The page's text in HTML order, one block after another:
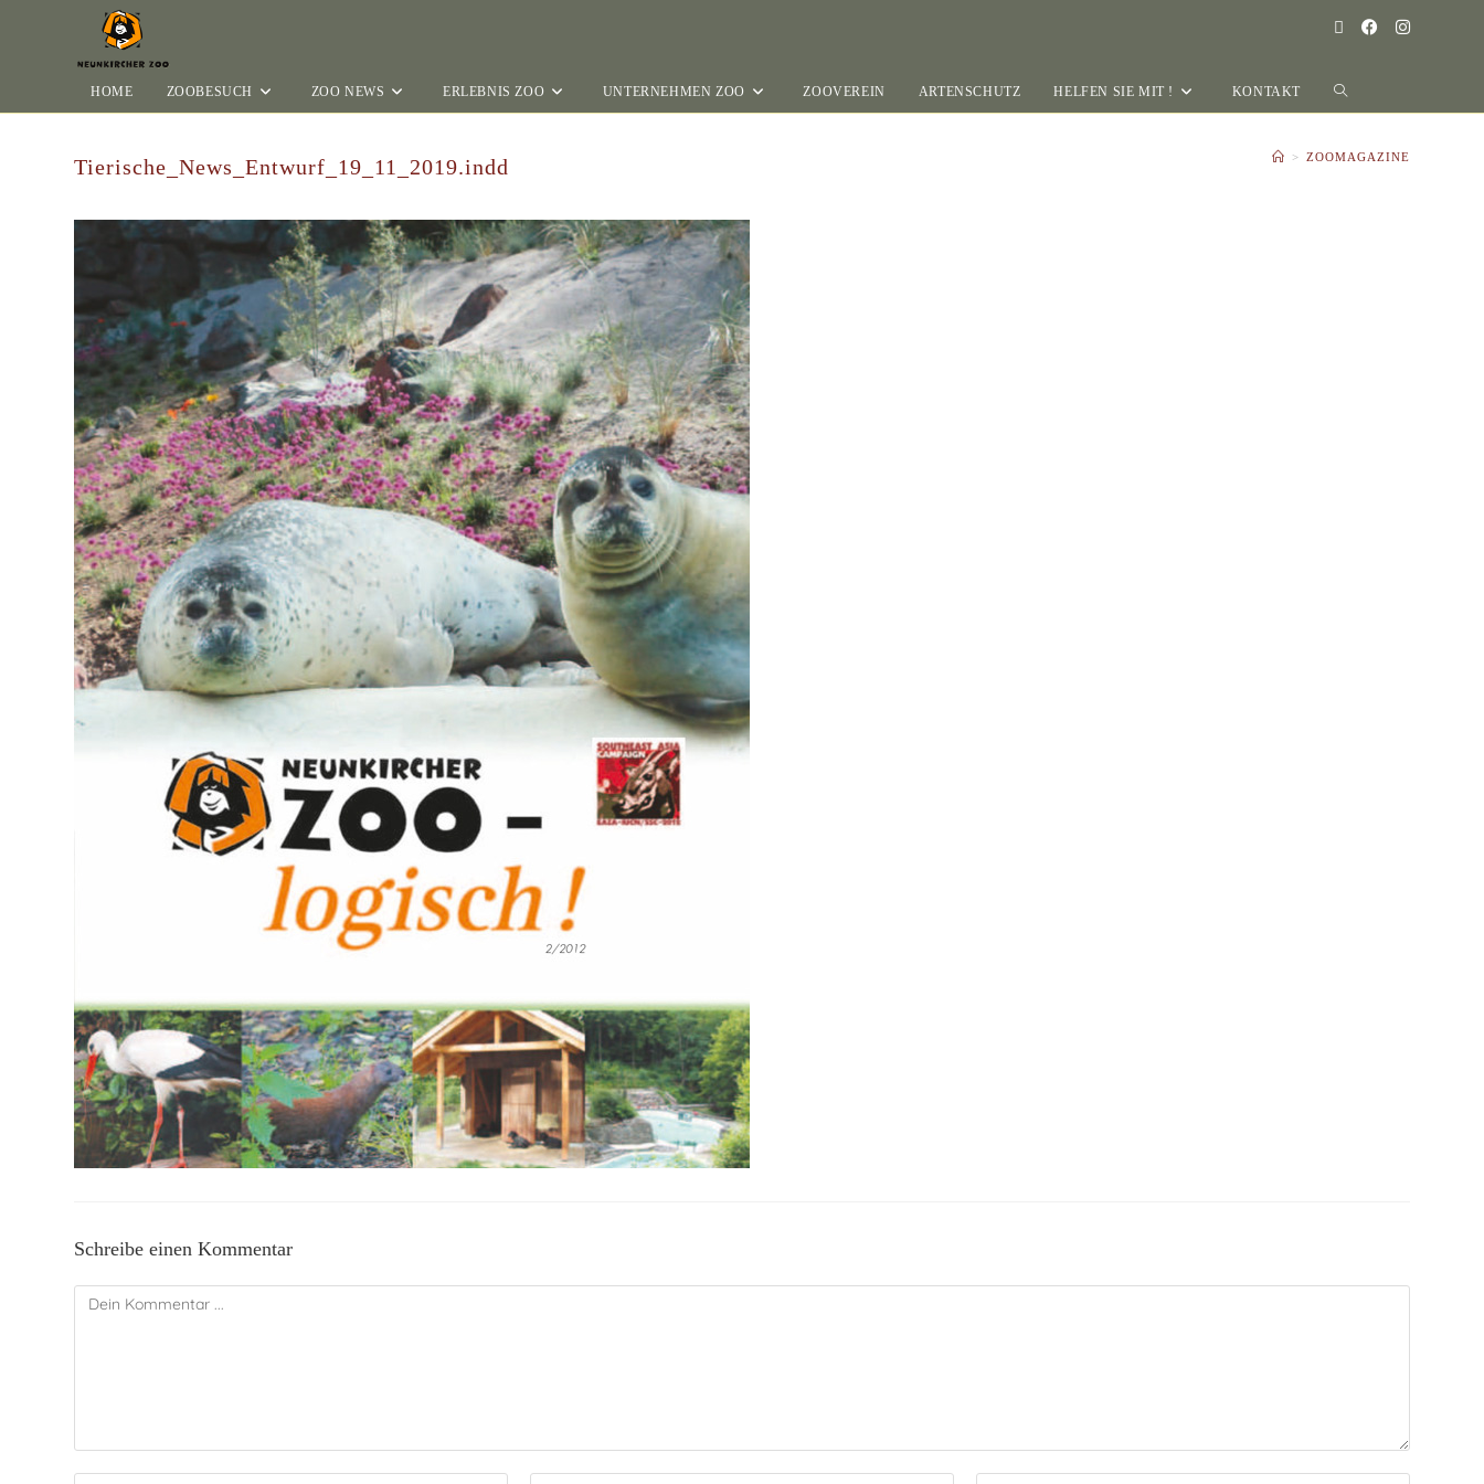
HOME ZOOBESUCH ZOO NEWS ERLEBNIS ZOO UNTERNEHMEN ZOO ZOOVEREIN ARTENSCHUTZ HELFEN SIE MIT ! KONTAKT
Tierische_News_Entwurf_19_11_2019.indd > ZOOMAGAZINE
Schreibe einen Kommentar